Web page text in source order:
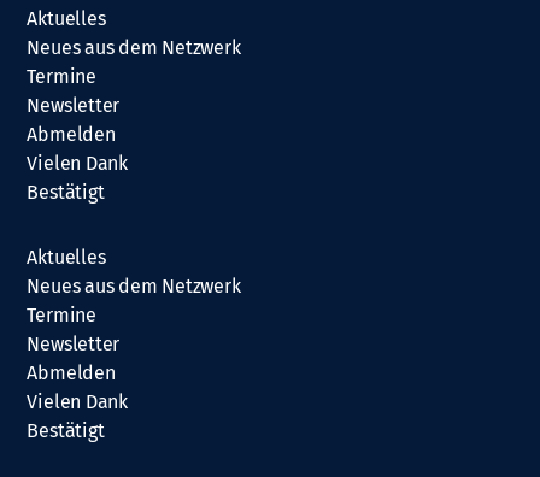
Aktuelles
Neues aus dem Netzwerk
Termine
Newsletter
Abmelden
Vielen Dank
Bestätigt
Aktuelles
Neues aus dem Netzwerk
Termine
Newsletter
Abmelden
Vielen Dank
Bestätigt